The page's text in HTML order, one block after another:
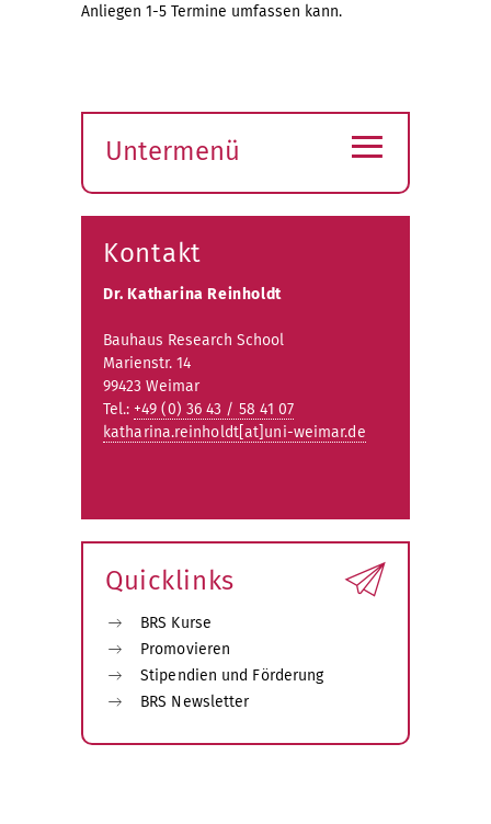
Anliegen 1-5 Termine umfassen kann.
Untermenü
öffnen
≡
Kontakt
Dr. Katharina Reinholdt
Bauhaus Research School
Marienstr. 14
99423 Weimar
Tel.: +49 (0) 36 43 / 58 41 07
katharina.reinholdt[at]uni-weimar.de
Quicklinks
BRS Kurse
Promovieren
Stipendien und Förderung
BRS Newsletter